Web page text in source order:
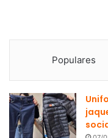
Populares